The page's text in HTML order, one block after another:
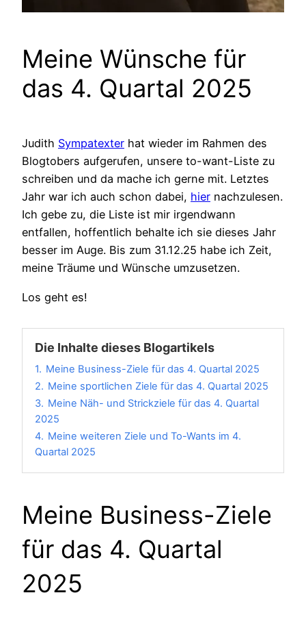
Meine Wünsche für
das 4. Quartal 2025
Judith Sympatexter hat wieder im Rahmen des
Blogtobers aufgerufen, unsere to-want-Liste zu
schreiben und da mache ich gerne mit. Letztes
Jahr war ich auch schon dabei, hier nachzulesen.
Ich gebe zu, die Liste ist mir irgendwann
entfallen, hoffentlich behalte ich sie dieses Jahr
besser im Auge. Bis zum 31.12.25 habe ich Zeit,
meine Träume und Wünsche umzusetzen.
Los geht es!
Die Inhalte dieses Blogartikels
1. Meine Business-Ziele für das 4. Quartal 2025
2. Meine sportlichen Ziele für das 4. Quartal 2025
3. Meine Näh- und Strickziele für das 4. Quartal
2025
4. Meine weiteren Ziele und To-Wants im 4.
Quartal 2025
Meine Business-Ziele
für das 4. Quartal
2025